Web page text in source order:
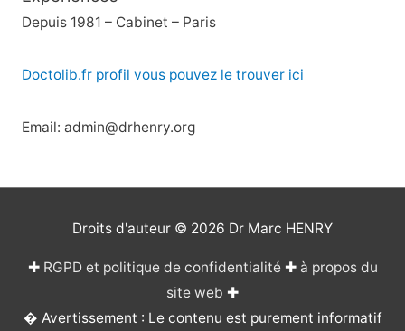
Depuis 1981 – Cabinet – Paris
Doctolib.fr profil vous pouvez le trouver ici
Email: admin@drhenry.org
Droits d'auteur © 2026 Dr Marc HENRY
✚ RGPD et politique de confidentialité✚ à propos du
site web ✚
� Avertissement : Le contenu est purement informatif